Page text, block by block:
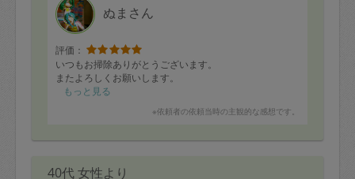
ぬまさん
評価：
いつもお掃除ありがとうございます。
またよろしくお願いします。
もっと見る
※依頼者の依頼当時の主観的な感想です。
40代 女性より